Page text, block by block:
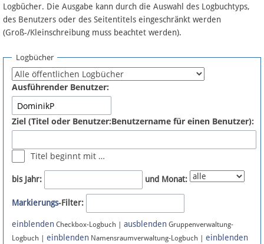
FAQ
Fördermitglied werden
Fehler melden
Newsletter
Bluesky
Facebook
Logbücher. Die Ausgabe kann durch die Auswahl des Logbuchtyps,
des Benutzers oder des Seitentitels eingeschränkt werden
(Groß-/Kleinschreibung muss beachtet werden).
Logbücher
Ausführender Benutzer:
Ziel (Titel oder Benutzer:Benutzername für einen Benutzer):
Titel beginnt mit …
bis Jahr: und Monat:
Markierungs-Filter:
einblenden Checkbox-Logbuch | ausblenden Gruppenverwaltung-
Logbuch | einblenden Namensraumverwaltung-Logbuch | einblenden